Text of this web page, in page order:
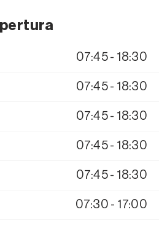
07:45 - 18:30
07:45 - 18:30
07:45 - 18:30
07:45 - 18:30
07:45 - 18:30
07:30 - 17:00